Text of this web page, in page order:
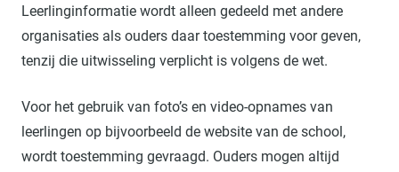
Leerlinginformatie wordt alleen gedeeld met andere
organisaties als ouders daar toestemming voor geven,
tenzij die uitwisseling verplicht is volgens de wet.
Voor het gebruik van foto’s en video-opnames van
leerlingen op bijvoorbeeld de website van de school,
wordt toestemming gevraagd. Ouders mogen altijd